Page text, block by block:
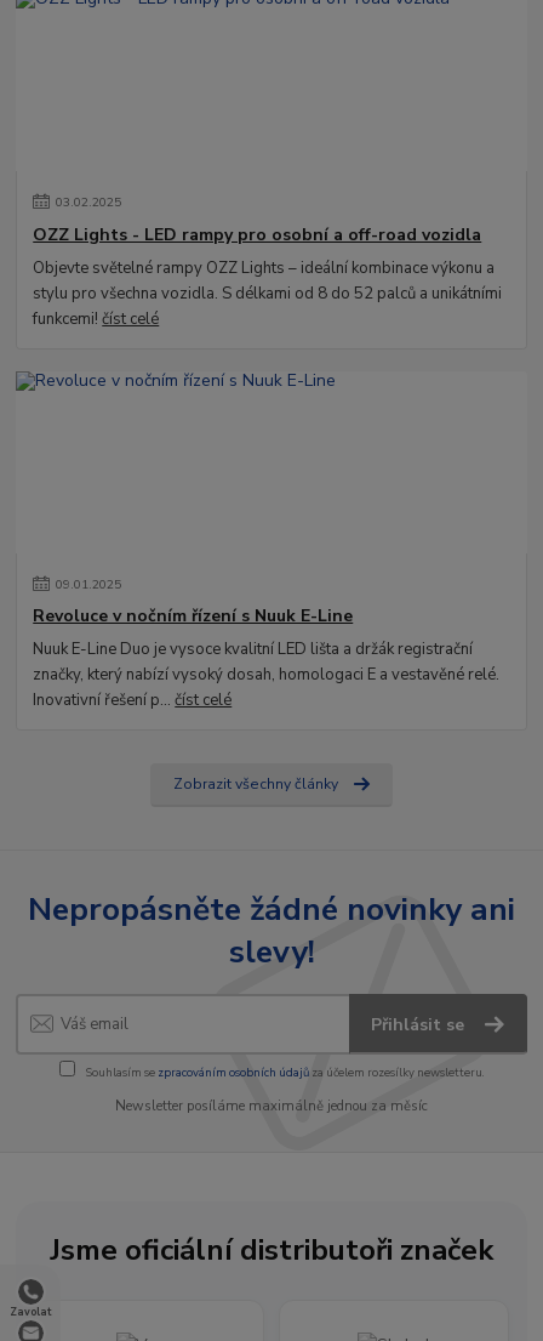
Zavolat
03.02.2025
OZZ Lights - LED rampy pro osobní a off-road vozidla
Objevte světelné rampy OZZ Lights – ideální kombinace výkonu a
stylu pro všechna vozidla. S délkami od 8 do 52 palců a unikátními
funkcemi!číst celé
09.01.2025
Revoluce v nočním řízení s Nuuk E-Line
Nuuk E-Line Duo je vysoce kvalitní LED lišta a držák registrační
značky, který nabízí vysoký dosah, homologaci E a vestavěné relé.
Inovativní řešení p...číst celé
Zobrazit všechny články
Nepropásněte žádné novinky ani
slevy!
Přihlásit se
Souhlasím se zpracováním osobních údajůza účelem rozesílky newsletteru.
Newsletter posíláme maximálně jednou za měsíc
Jsme oficiální distributoři značek